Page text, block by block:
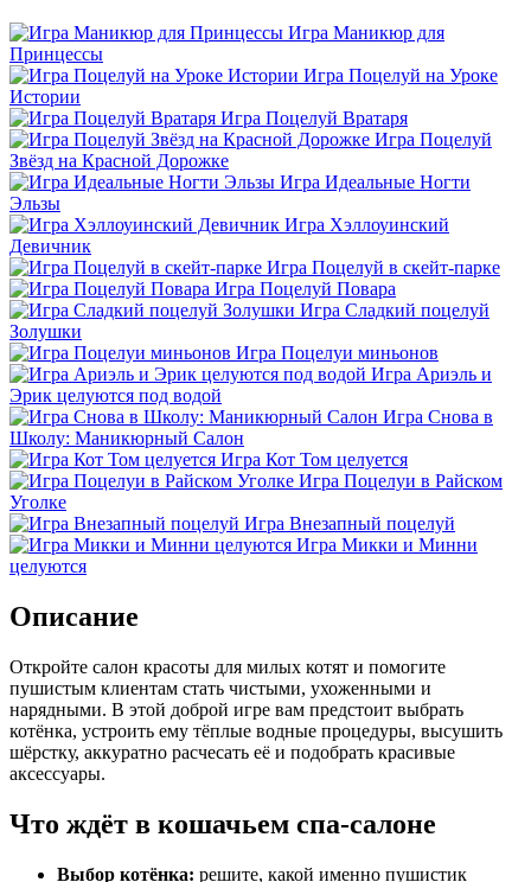
Игра Маникюр для
Принцессы
Игра Поцелуй на Уроке
Истории
Игра Поцелуй Вратаря
Игра Поцелуй
Звёзд на Красной Дорожке
Игра Идеальные Ногти
Эльзы
Игра Хэллоуинский
Девичник
Игра Поцелуй в скейт-парке
Игра Поцелуй Повара
Игра Сладкий поцелуй
Золушки
Игра Поцелуи миньонов
Игра Ариэль и
Эрик целуются под водой
Игра Снова в
Школу: Маникюрный Салон
Игра Кот Том целуется
Игра Поцелуи в Райском
Уголке
Игра Внезапный поцелуй
Игра Микки и Минни
целуются
Описание
Откройте салон красоты для милых котят и помогите
пушистым клиентам стать чистыми, ухоженными и
нарядными. В этой доброй игре вам предстоит выбрать
котёнка, устроить ему тёплые водные процедуры, высушить
шёрстку, аккуратно расчесать её и подобрать красивые
аксессуары.
Что ждёт в кошачьем спа-салоне
Выбор котёнка: решите, какой именно пушистик